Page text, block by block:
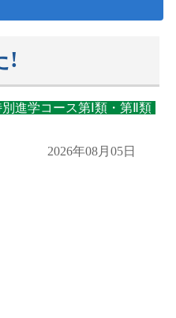
!
進学コース第Ⅰ類・第Ⅱ類
2026年08月05日